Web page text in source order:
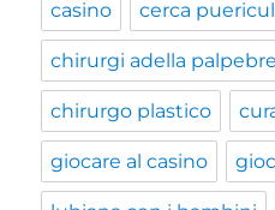
casino cerca
chirurgi adella palpebre
chirurgo plastico
giocare al casino